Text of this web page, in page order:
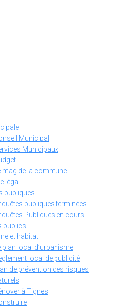
Municipal
Municipaux
mag de la commune
légal
publiques
publiques terminées
Publiques en cours
publics
et habitat
plan local d’urbanisme
local de publicité
de prévention des risques
à Tignes